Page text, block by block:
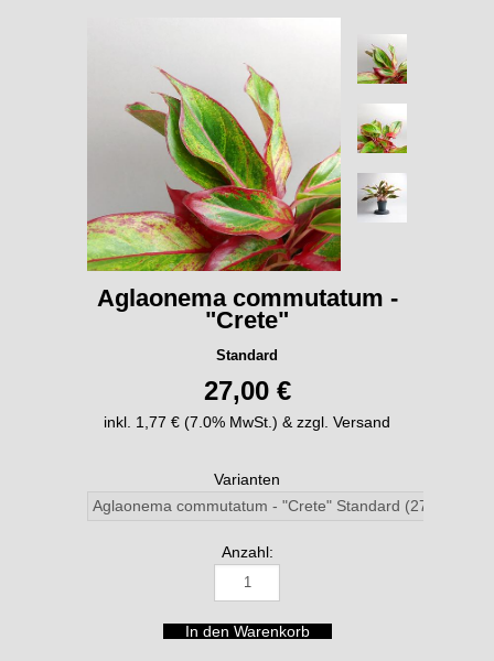
Aglaonema commutatum -
"Crete"
Standard
27,00 €
inkl. 1,77 € (7.0% MwSt.) & zzgl. Versand
Varianten
Anzahl: